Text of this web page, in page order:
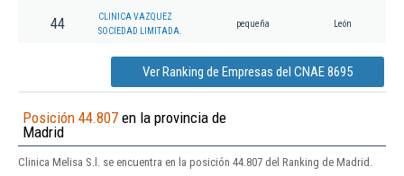
44
CLINICA VAZQUEZ
SOCIEDAD LIMITADA.
pequeña León
Ver Ranking de Empresas del CNAE 8695
Posición 44.807 en la provincia de
Madrid
Clinica Melisa S.l. se encuentra en la posición 44.807 del Ranking de Madrid.